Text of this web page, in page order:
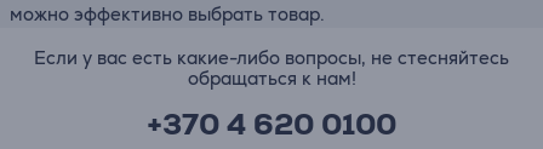
можно эффективно выбрать товар.
Если у вас есть какие-либо вопросы, не стесняйтесь
обращаться к нам!
+370 4 620 0100